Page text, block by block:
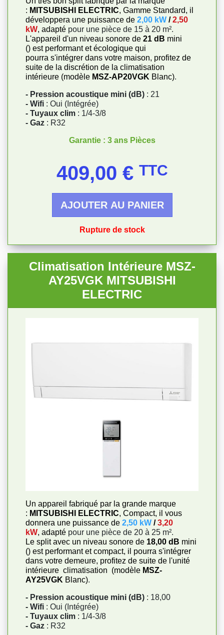
: MITSUBISHI ELECTRIC, Gamme Standard, il
développera une puissance de 2,00 kW /2,50
kW, adapté pour une pièce de 15 à 20 m².
L'appareil d'un niveau sonore de 21 dB mini
() est performant et écologique qui
pourra s'intégrer dans votre maison, profitez de
suite de la discrétion de la climatisation
intérieure (modèle MSZ-AP20VGK Blanc).
- Pression acoustique mini (dB) : 21
- Wifi : Oui (Intégrée)
- Tuyaux clim : 1/4-3/8
- Gaz : R32
Garantie : 3 ans Pièces
409,00 € TTC
AJOUTER AU PANIER
Rupture de stock
Climatisation Intérieure MSZ-
AY25VGK MITSUBISHI
ELECTRIC
Un appareil fabriqué par la grande marque
: MITSUBISHI ELECTRIC, Compact, il vous
donnera une puissance de 2,50 kW /3,20
kW, adapté pour une pièce de 20 à 25 m².
Le split avec un niveau sonore de 18,00 dB mini
() est performant et compact, il pourra s'intégrer
dans votre demeure, profitez de suite de l'unité
intérieure climatisation (modèle MSZ-
AY25VGK Blanc).
- Pression acoustique mini (dB) : 18,00
- Wifi : Oui (Intégrée)
- Tuyaux clim : 1/4-3/8
- Gaz : R32